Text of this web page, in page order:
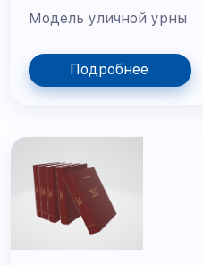
Модель уличной урны
Подробнее